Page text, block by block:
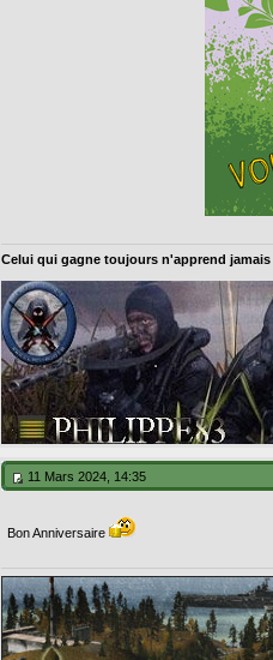
Celui qui gagne toujours n'apprend
11 Mars 2024, 14:35
Bon Anniversaire